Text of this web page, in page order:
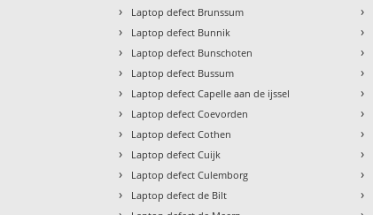
› Laptop defect Brunssum
› Laptop defect Bunnik
› Laptop defect Bunschoten
› Laptop defect Bussum
› Laptop defect Capelle aan de ijssel
› Laptop defect Coevorden
› Laptop defect Cothen
› Laptop defect Cuijk
› Laptop defect Culemborg
› Laptop defect de Bilt
›
›
›
›
›
›
›
›
›
›